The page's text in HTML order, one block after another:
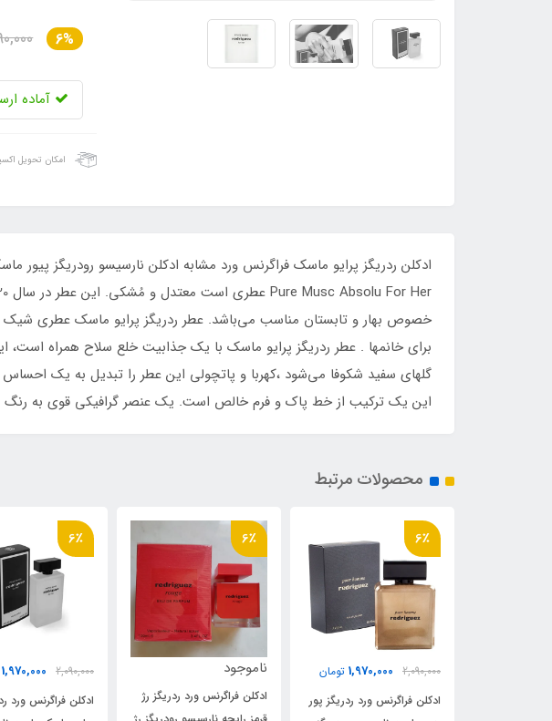
6%
آماده
امکان تحویل
خصوص بهار و تابستان مناسب می‌باشد. عطر ردریگز پرایو ماسک عطری
برای خانمها . عطر ردریگز پرایو ماسک با یک جذابیت خلع سلاح همراه
گلهای سفید شکوفا می‌شود ،کهربا و پاتچولی این عطر را تبدیل به یک
این یک ترکیب از خط پاک و فرم خالص است. یک عنصر گرافیکی قوی به رنگ
محصولات مرتبط
6٪
ناموجود
ادکلن فراگرنس ورد ردریگز رژ
6٪
2,090,000
ادکلن فراگرنس ورد ردریگز
6٪
2,090,000
1,970,000
ادکلن فراگرنس ورد